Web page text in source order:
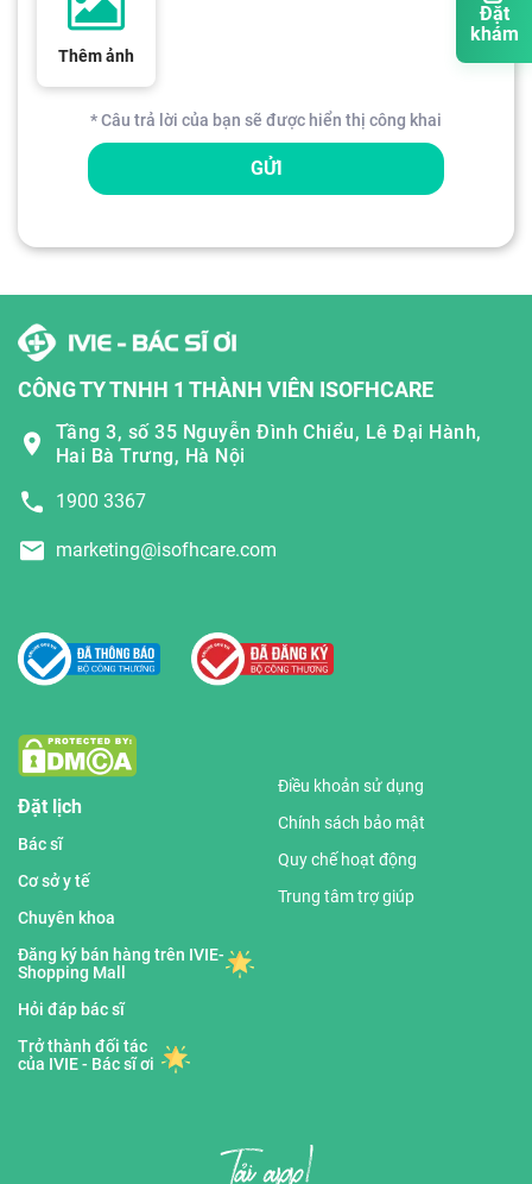
Đặt
khám
Thêm ảnh
* Câu trả lời của bạn sẽ được hiển thị công khai
GỬI
CÔNG TY TNHH 1 THÀNH VIÊN ISOFHCARE
Tầng 3, số 35 Nguyễn Đình Chiểu, Lê Đại Hành,
Hai Bà Trưng, Hà Nội
1900 3367
marketing@isofhcare.com
Đặt lịch
Bác sĩ
Cơ sở y tế
Chuyên khoa
Đăng ký bán hàng trên IVIE-
Shopping Mall
Hỏi đáp bác sĩ
Trở thành đối tác
của IVIE - Bác sĩ ơi
Điều khoản sử dụng
Chính sách bảo mật
Quy chế hoạt động
Trung tâm trợ giúp